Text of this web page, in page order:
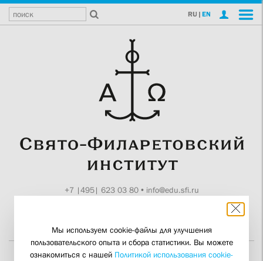
RU | EN
+7 |495| 623 03 80• info@edu.sfi.ru
Мы используем cookie-файлы для улучшения
пользовательского опыта и сбора статистики. Вы можете
ознакомиться с нашей Политикой использования cookie-